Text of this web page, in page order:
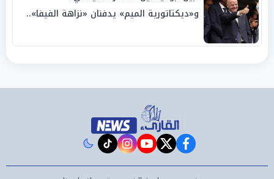
و«ديكتاتورية الميم» يدفنان «نزاهة الفيفا»..
facebook
twitter
youtube
instagram
tiktok